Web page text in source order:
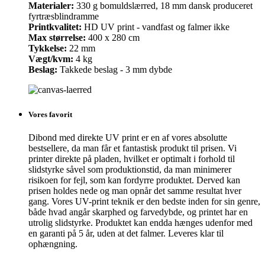
Materialer: 330 g bomuldslærred, 18 mm dansk produceret
fyrtræsblindramme
Printkvalitet: HD UV print - vandfast og falmer ikke
Max størrelse: 400 x 280 cm
Tykkelse: 22 mm
Vægt/kvm: 4 kg
Beslag: Takkede beslag - 3 mm dybde
Vores favorit
Dibond med direkte UV print er en af vores absolutte
bestsellere, da man får et fantastisk produkt til prisen. Vi
printer direkte på pladen, hvilket er optimalt i forhold til
slidstyrke såvel som produktionstid, da man minimerer
risikoen for fejl, som kan fordyrre produktet. Derved kan
prisen holdes nede og man opnår det samme resultat hver
gang. Vores UV-print teknik er den bedste inden for sin genre,
både hvad angår skarphed og farvedybde, og printet har en
utrolig slidstyrke. Produktet kan endda hænges udenfor med
en garanti på 5 år, uden at det falmer. Leveres klar til
ophængning.